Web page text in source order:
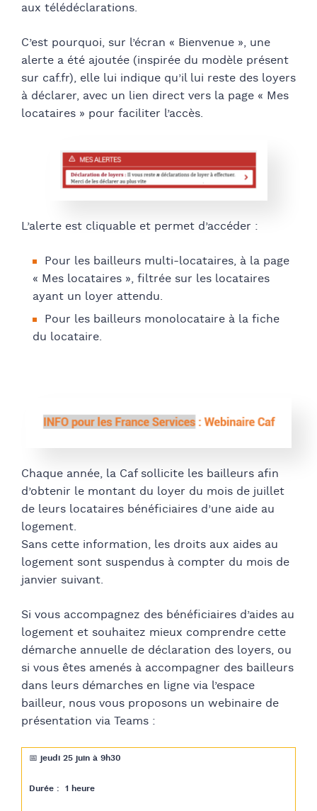
aux télédéclarations.
C’est pourquoi, sur l’écran « Bienvenue », une
alerte a été ajoutée (inspirée du modèle présent
sur caf.fr), elle lui indique qu’il lui reste des loyers
à déclarer, avec un lien direct vers la page « Mes
locataires » pour faciliter l’accès.
L’alerte est cliquable et permet d’accéder :
Pour les bailleurs multi-locataires, à la page
« Mes locataires », filtrée sur les locataires
ayant un loyer attendu.
Pour les bailleurs monolocataire à la fiche
du locataire.
Chaque année, la Caf sollicite les bailleurs afin
d’obtenir le montant du loyer du mois de juillet
de leurs locataires bénéficiaires d’une aide au
logement.
Sans cette information, les droits aux aides au
logement sont suspendus à compter du mois de
janvier suivant.
Si vous accompagnez des bénéficiaires d’aides au
logement et souhaitez mieux comprendre cette
démarche annuelle de déclaration des loyers, ou
si vous êtes amenés à accompagner des bailleurs
dans leurs démarches en ligne via l’espace
bailleur, nous vous proposons un webinaire de
présentation via Teams :
📅 jeudi 25 juin à 9h30
Durée : 1 heure